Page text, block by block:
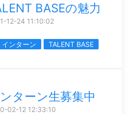
BASEの魅力
12-24 11:10:02
インターン
TALENT BASE
ターン生募集中
02-12 12:33:10